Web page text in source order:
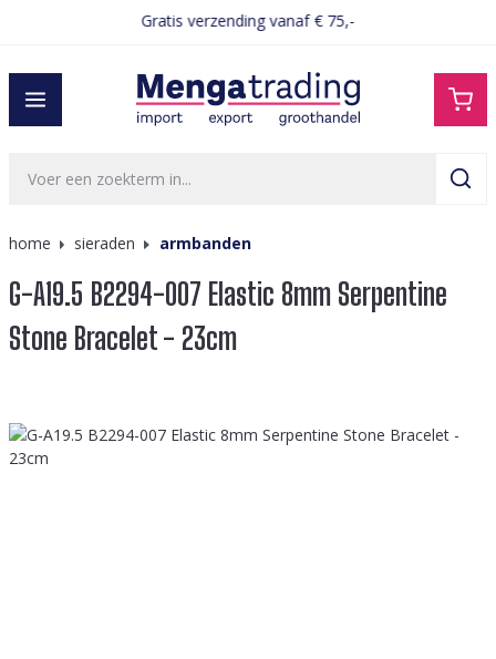
Gratis verzending vanaf € 75,-
home sieraden armbanden
G-A19.5 B2294-007 Elastic 8mm Serpentine
Stone Bracelet - 23cm
Afbeeldingengalerij overslaan